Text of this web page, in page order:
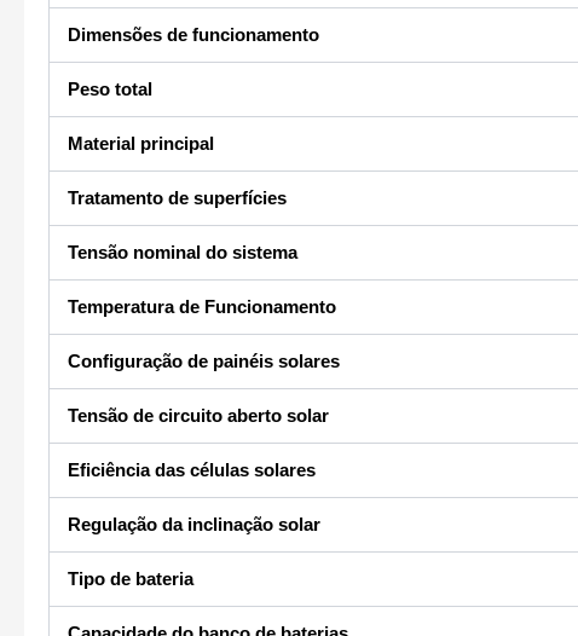
Dimensões de funcionamento
Peso total
Material principal
Tratamento de superfícies
Tensão nominal do sistema
Temperatura de Funcionamento
Configuração de painéis solares
Tensão de circuito aberto solar
Eficiência das células solares
Regulação da inclinação solar
Tipo de bateria